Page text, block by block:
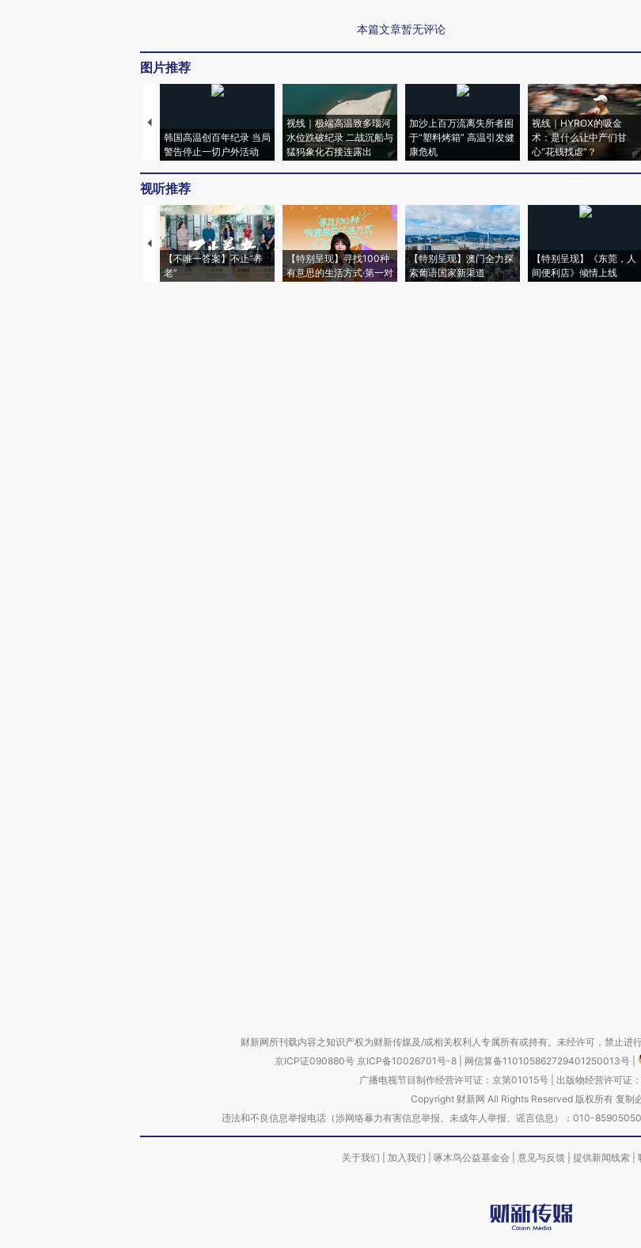
本篇文章暂无评论
图片推荐
韩国高温创百年纪录 当局
警告停止一切户外活动
视线｜极端高温致多瑙河
水位跌破纪录 二战沉船与
猛犸象化石接连露出
加沙上百万流离失所者困
于“塑料烤箱” 高温引发健
康危机
视线｜HYROX的吸金
术：是什么让中产们甘
心“花钱找虐”？
视听推荐
【不唯一答案】不止“养
老”
【特别呈现】寻找100种
有意思的生活方式·第一对
【特别呈现】澳门全力探
索葡语国家新渠道
【特别呈现】《东莞，人
间便利店》倾情上线
财新网所刊载内容之知识产权为财新传媒及/或相关权利人专属所有或持有。未经许可，禁止进
京ICP证090880号 京ICP备10026701号-8 网信算备110105862729401250013号
广播电视节目制作经营许可证：京第01015号| 出版物经营许可证
Copyright 财新网 All Rights Reserved 版权所有 复制
违法和不良信息举报电话（涉网络暴力有害信息举报、未成年人举报、谣言信息）：010-
关于我们 加入我们 啄木鸟公益基金会 意见与反馈 提供新闻线索